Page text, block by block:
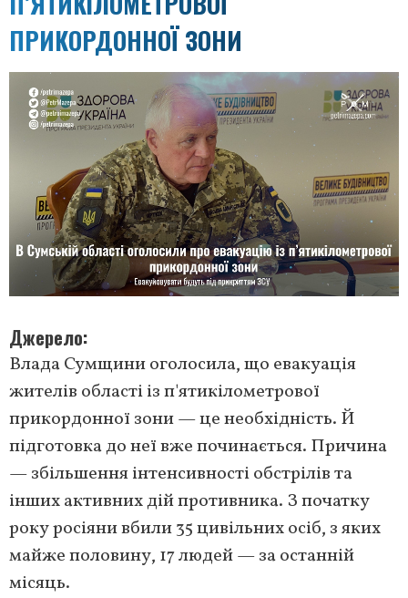
ПРИКОРДОННОЇ ЗОНИ
Джерело
Влада Сумщини оголосила, що евакуація
жителів області із п'ятикілометрової
прикордонної зони — це необхідність. Й
підготовка до неї вже починається. Причина
— збільшення інтенсивності обстрілів та
інших активних дій противника. З початку
року росіяни вбили 35 цивільних осіб, з яких
майже половину, 17 людей — за останній
місяць.